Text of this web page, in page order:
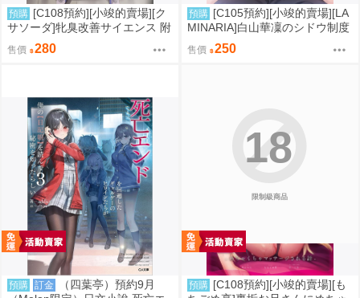
預購 [C108預約][小竣的賣場][ク
サソーダ]牝臭改善サイエンス 附
蜜瓜特典小卡 同人誌id=3727249
售價 280
預購 [C105預約][小竣的賣場][LA
MINARIA]白山華凜のシドウ制度
同人誌id=2694268
售價 250
預購 訂金
（四葉亭）預約9月
限制級商品
18
預購 [C108預約][小竣的賣場][も